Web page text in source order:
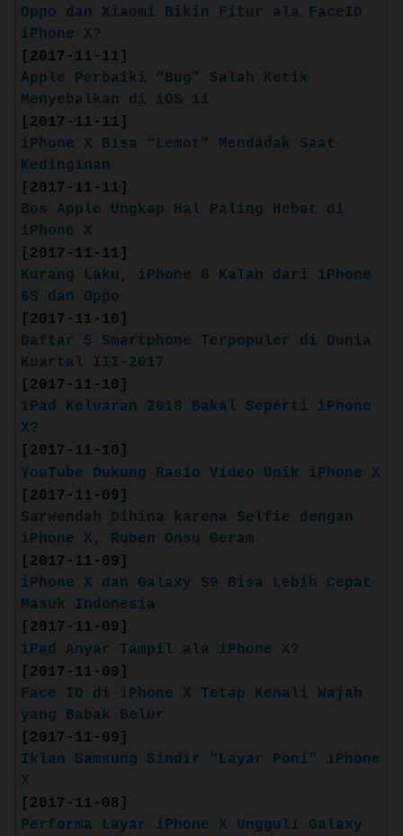
Desain kaca seutuhnya dan aluminium,
tahan air dan debu
Kamera ganda 12 MP dengan mode
Potret, Pencahayaan Potret (beta),
dan video 4K pada kecepatan hingga 60
fps
Kamera FaceTime HD 7 MP dengan Retina
Flash untuk foto selfie yang
mengagumkan
Touch ID untuk autentikasi aman
A11 Bionic, chip yang paling andal
dan cerdas di ponsel pintar
Pengisian daya nirkabel (berfungsi
dengan pengisi daya bersertifikat
Qi3)
Source: apple.com/id
RAM: 3 GB
Battery: 2691 mAh
Quote:
(Release: Sep. 22, 2017)
Oppo dan Xiaomi Bikin Fitur ala FaceID
iPhone X?
[2017-11-11]
Apple Perbaiki “Bug” Salah Ketik
Menyebalkan di iOS 11
[2017-11-11]
iPhone X Bisa “Lemot” Mendadak Saat
Kedinginan
[2017-11-11]
Bos Apple Ungkap Hal Paling Hebat di
iPhone X
[2017-11-11]
Kurang Laku, iPhone 8 Kalah dari iPhone
6S dan Oppo
[2017-11-10]
Daftar 5 Smartphone Terpopuler di Dunia
Kuartal III-2017
[2017-11-10]
iPad Keluaran 2018 Bakal Seperti iPhone
X?
[2017-11-10]
YouTube Dukung Rasio Video Unik iPhone X
[2017-11-09]
Sarwendah Dihina karena Selfie dengan
iPhone X, Ruben Onsu Geram
[2017-11-09]
iPhone X dan Galaxy S9 Bisa Lebih Cepat
Masuk Indonesia
[2017-11-09]
iPad Anyar Tampil ala iPhone X?
[2017-11-09]
Face ID di iPhone X Tetap Kenali Wajah
yang Babak Belur
[2017-11-09]
Iklan Samsung Sindir "Layar Poni" iPhone
X
[2017-11-08]
Performa Layar iPhone X Ungguli Galaxy